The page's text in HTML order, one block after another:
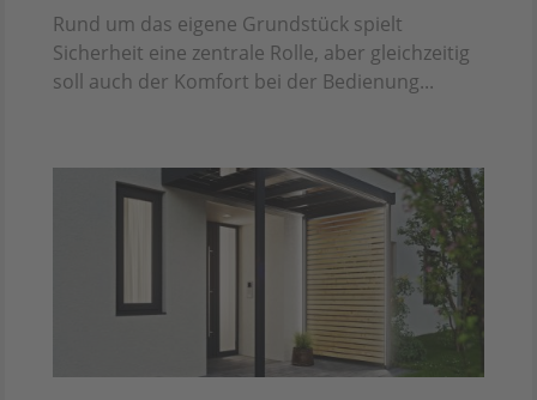
Rund um das eigene Grundstück spielt
Sicherheit eine zentrale Rolle, aber gleichzeitig
soll auch der Komfort bei der Bedienung...